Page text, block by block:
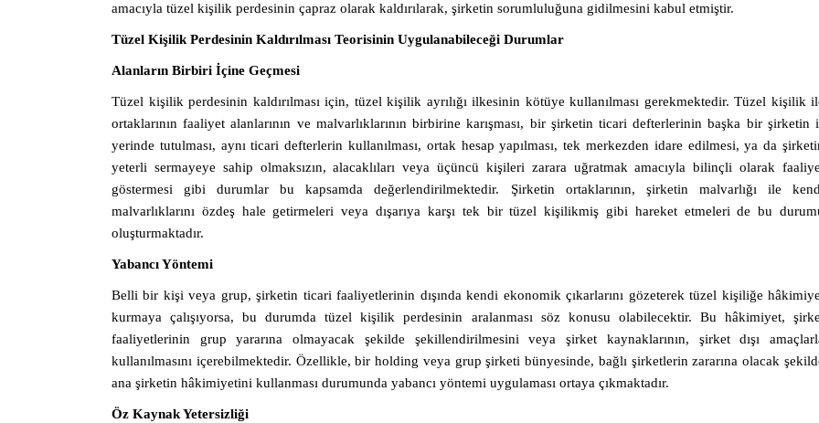
amacıyla tüzel kişilik perdesinin çapraz olarak kaldırılarak, şirketin sorumluluğuna gidilmesini kabul etmiştir.
Tüzel Kişilik Perdesinin Kaldırılması Teorisinin Uygulanabileceği Durumlar
Alanların Birbiri İçine Geçmesi
Tüzel kişilik perdesinin kaldırılması için, tüzel kişilik ayrılığı ilkesinin kötüye kullanılması gerekmektedir. Tüzel kişilik
ortaklarının faaliyet alanlarının ve malvarlıklarının birbirine karışması, bir şirketin ticari defterlerinin başka bir şirketin
yerinde tutulması, aynı ticari defterlerin kullanılması, ortak hesap yapılması, tek merkezden idare edilmesi, ya da
yeterli sermayeye sahip olmaksızın, alacaklıları veya üçüncü kişileri zarara uğratmak amacıyla bilinçli olarak
göstermesi gibi durumlar bu kapsamda değerlendirilmektedir. Şirketin ortaklarının, şirketin malvarlığı ile
malvarlıklarını özdeş hale getirmeleri veya dışarıya karşı tek bir tüzel kişilikmiş gibi hareket etmeleri de bu
oluşturmaktadır.
Yabancı Yöntemi
Belli bir kişi veya grup, şirketin ticari faaliyetlerinin dışında kendi ekonomik çıkarlarını gözeterek tüzel kişiliğe
kurmaya çalışıyorsa, bu durumda tüzel kişilik perdesinin aralanması söz konusu olabilecektir. Bu hâkimiyet,
faaliyetlerinin grup yararına olmayacak şekilde şekillendirilmesini veya şirket kaynaklarının, şirket dışı
kullanılmasını içerebilmektedir. Özellikle, bir holding veya grup şirketi bünyesinde, bağlı şirketlerin zararına olacak
ana şirketin hâkimiyetini kullanması durumunda yabancı yöntemi uygulaması ortaya çıkmaktadır.
Öz Kaynak Yetersizliği